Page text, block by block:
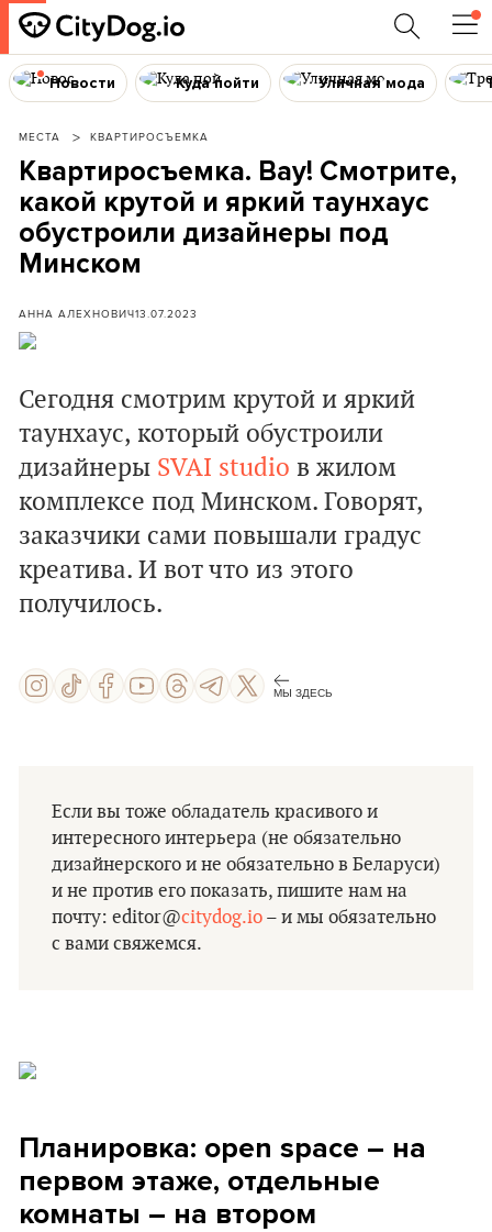
Новости Куда пойти Уличная мода
МЕСТА КВАРТИРОСЪЕМКА
Квартиросъемка. Вау! Смотрите,
какой крутой и яркий таунхаус
обустроили дизайнеры под
Минском
АННА АЛЕХНОВИЧ13.07.2023
Сегодня смотрим крутой и яркий
таунхаус, который обустроили
дизайнеры SVAI studio в жилом
комплексе под Минском. Говорят,
заказчики сами повышали градус
креатива. И вот что из этого
получилось.
МЫ ЗДЕСЬ
Если вы тоже обладатель красивого и
интересного интерьера (не обязательно
дизайнерского и не обязательно в Беларуси)
и не против его показать, пишите нам на
почту: editor@citydog.io – и мы обязательно
с вами свяжемся.
Планировка: open space – на
первом этаже, отдельные
комнаты – на втором